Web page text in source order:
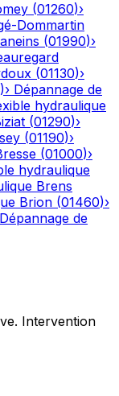
(01260)›
Dommartin
(01990)›
(01130)›
)› Dépannage de
hydraulique
(01290)›
(01190)›
(01000)›
hydraulique
Brens
Brion (01460)›
Dépannage de
Intervention